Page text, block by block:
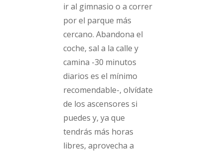
ir al gimnasio o a correr
por el parque más
cercano. Abandona el
coche, sal a la calle y
camina -30 minutos
diarios es el mínimo
recomendable-, olvídate
de los ascensores si
puedes y, ya que
tendrás más horas
libres, aprovecha a